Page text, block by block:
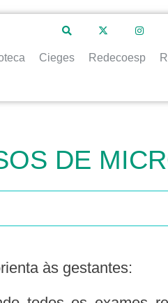
Cieges Redecoesp
DE
às gestantes: